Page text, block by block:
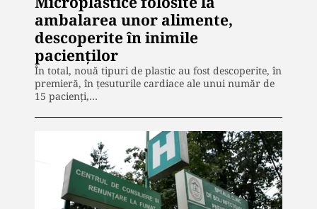
ambalarea unor alimente,
descoperite în inimile
pacienților
În total, nouă tipuri de plastic au fost descoperite, în
premieră, în țesuturile cardiace ale unui număr de
15 pacienți,…